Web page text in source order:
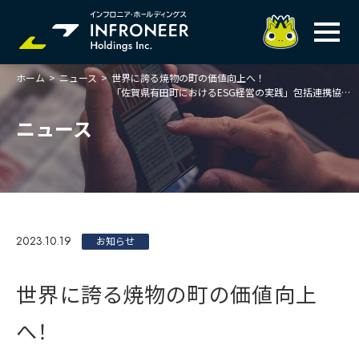
企業情報
トップメッセージ
岐べログ
事業紹介
ガバナンス
Infroneer AtoZ
IR情報
株主・投資家の皆様へ
業績ハイライト
決算説明会資料
IRニュースライブラリー
サステナビリティ
トップメッセージ
価値創造プロセス
事業セグメント紹介
コンプライアンスホットライン
各種ポリシー
ホーム > ニュース > 世界に誇る焼物の町の価値向上へ！
「佐賀県有田町におけるESG経営の実践」包括連携協定締結
ニュース
2023.10.19 お知らせ
世界に誇る焼物の町の価値向上
へ！